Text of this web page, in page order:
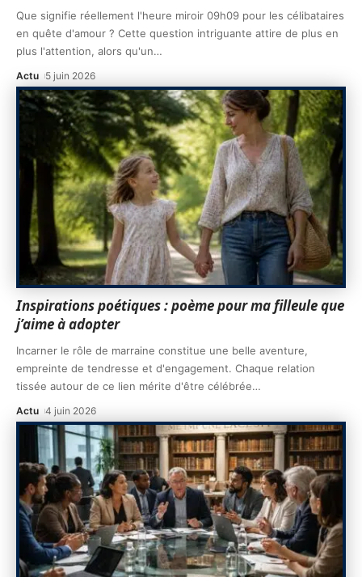
Que signifie réellement l'heure miroir 09h09 pour les célibataires
en quête d'amour ? Cette question intriguante attire de plus en
plus l'attention, alors qu'un…
Actu 5 juin 2026
Inspirations poétiques : poème pour ma filleule que
j’aime à adopter
Incarner le rôle de marraine constitue une belle aventure,
empreinte de tendresse et d'engagement. Chaque relation
tissée autour de ce lien mérite d'être célébrée…
Actu 4 juin 2026